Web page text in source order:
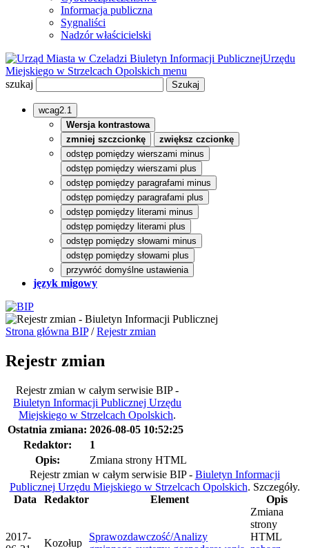
Informacja publiczna
Sygnaliści
Nadzór właścicielski
Biuletyn Informacji PublicznejUrzędu
Miejskiego w Strzelcach Opolskich menu
szukaj
wcag2.1
Wersja kontrastowa
zmniej szczcionkę
zwiększ czcionkę
odstęp pomiędzy wierszami minus
odstęp pomiędzy wierszami plus
odstęp pomiędzy paragrafami minus
odstęp pomiędzy paragrafami plus
odstęp pomiędzy literami minus
odstęp pomiędzy literami plus
odstęp pomiędzy słowami minus
odstęp pomiędzy słowami plus
przywróć domyślne ustawienia
język migowy
Strona główna BIP/Rejestr zmian
Rejestr zmian
Rejestr zmian w całym serwisie BIP -
Biuletyn Informacji Publicznej Urzędu
Miejskiego w Strzelcach Opolskich.
Ostatnia zmiana: 2026-08-05 10:52:25
Redaktor:
1
Opis:
Zmiana strony HTML
Rejestr zmian w całym serwisie BIP - Biuletyn Informacji
Publicznej Urzędu Miejskiego w Strzelcach Opolskich. Szczegóły.
Data
Redaktor Element Opis
2017-
Kozołup
Sprawozdawczość/Analizy
Zmiana
strony
HTML